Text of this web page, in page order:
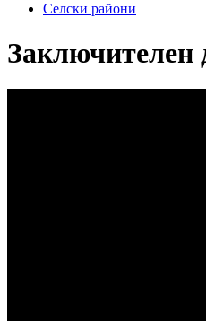
Селски райони
Заключителен